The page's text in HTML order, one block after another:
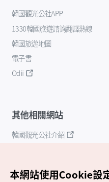
韓國觀光公社APP
1330韓國旅遊諮詢翻譯熱線
韓國旅遊地圖
電子書
Odii
其他相關網站
韓國觀光公社介紹
本網站使用Cookie設